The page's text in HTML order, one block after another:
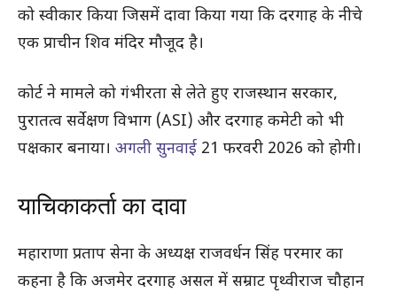
को स्वीकार किया जिसमें दावा किया गया कि दरगाह के नीचे
एक प्राचीन शिव मंदिर मौजूद है।
कोर्ट ने मामले को गंभीरता से लेते हुए राजस्थान सरकार,
पुरातत्व सर्वेक्षण विभाग (ASI) और दरगाह कमेटी को भी
पक्षकार बनाया। अगली सुनवाई 21 फरवरी 2026 को होगी।
याचिकाकर्ता का दावा
महाराणा प्रताप सेना के अध्यक्ष राजवर्धन सिंह परमार का
कहना है कि अजमेर दरगाह असल में सम्राट पृथ्वीराज चौहान